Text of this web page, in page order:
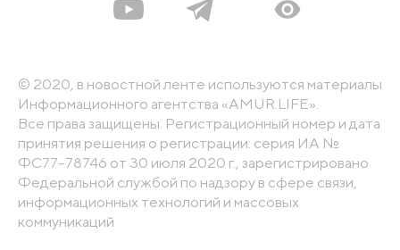
© 2020, в новостной ленте используются материалы
Информационного агентства «AMUR.LIFE».
Все права защищены. Регистрационный номер и дата
принятия решения о регистрации: серия ИА №
ФС77-78746 от 30 июля 2020 г., зарегистрировано
Федеральной службой по надзору в сфере связи,
информационных технологий и массовых
коммуникаций